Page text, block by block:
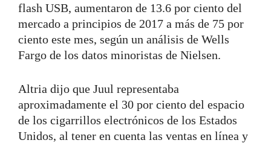
flash USB, aumentaron de 13.6 por ciento del
mercado a principios de 2017 a más de 75 por
ciento este mes, según un análisis de Wells
Fargo de los datos minoristas de Nielsen.
Altria dijo que Juul representaba
aproximadamente el 30 por ciento del espacio
de los cigarrillos electrónicos de los Estados
Unidos, al tener en cuenta las ventas en línea y